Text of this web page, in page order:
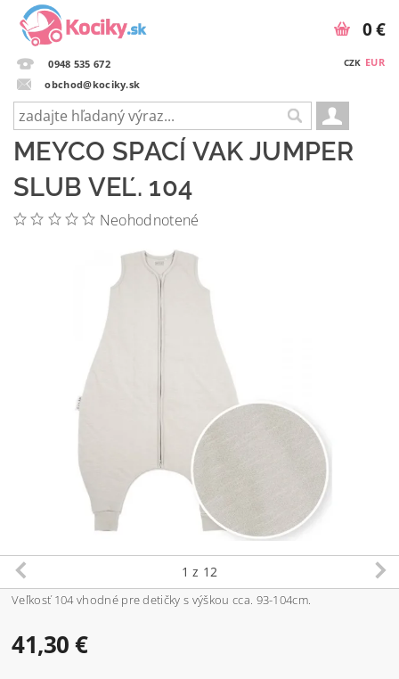
0948 535 672
obchod@kociky.sk
CZK EUR
0 €
MEYCO SPACÍ VAK JUMPER
SLUB VEĽ. 104
Neohodnotené
1 z 12
Veľkosť 104 vhodné pre detičky s výškou cca. 93-104cm.
41,30 €